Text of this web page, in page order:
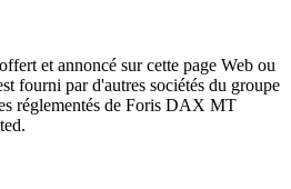
et annoncé sur cette page Web ou
fourni par d'autres sociétés du groupe
réglementés de Foris DAX MT